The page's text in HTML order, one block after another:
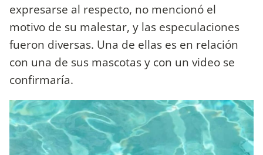
expresarse al respecto, no mencionó el
motivo de su malestar, y las especulaciones
fueron diversas. Una de ellas es en relación
con una de sus mascotas y con un video se
confirmaría.